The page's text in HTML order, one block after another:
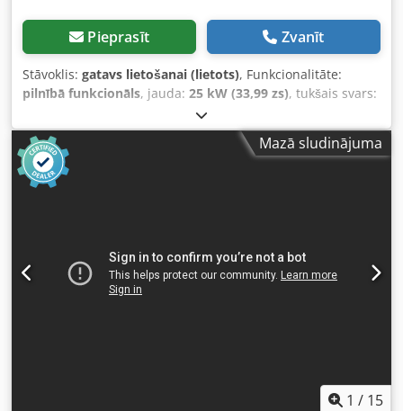
Pieprasīt Zvanīt
Stāvoklis: gatavs lietošanai (lietots), Funkcionalitāte:
pilnībā funkcionāls, jauda: 25 kW (33,99 zs), tukšais svars:
2007
h, BOMAG BW120AD-4 Izl. gads: 2007 Saskaņā ar skaitītāju:
2 950 m/h 25,2 KW Kubota 2 800 KG Cena: 9 900,-- bez PVN
BOMAG BW100AD-4 Izl. gads: 2005 Saskaņā ar skaitītāju: 6
594 m/h 25,2 KW Kubota 2 600 KG Cena: 8 800,-- bez PVN
skaitītāju: 7 771 m/h 20,1 KW Deutz 2 450 KG Cena: 8 800,--
bez PVN Pieejama arī izdevīga piegāde!
Mazā sludinājuma
1 / 15